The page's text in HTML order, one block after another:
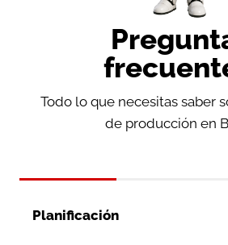
Todo lo que necesitas saber
de producción en
Planificación